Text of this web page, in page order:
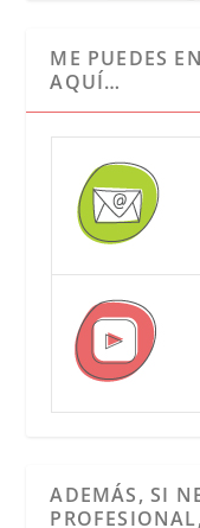
ME PUEDES
AQUÍ…
ADEMÁS, SI